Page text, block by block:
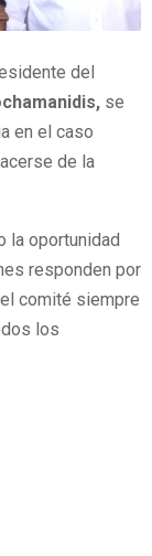
del
se
en el caso
de la
la oportunidad
responden por
comité siempre
los